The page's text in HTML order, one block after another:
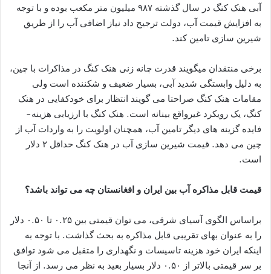
آبی هنک کنگ در سال گذشته ۹۸۷ میلیون متر مکعب بوده و با توجه
به افزایش قیمت آب، دولت ترجیح داد نیاز اضافی آب را از طریق
شیرین سازی تامین کند.
برخی منتقدان میگویند قدرت چانه زنی هنک کنگ در مذاکرات با چین،
به دلیل وابستگی شدید آبی، بسیار ضعیف و شکننده است ولی
مقامات هنک کنگ صراحتا می گویند انتظار برای خودکفایی در هنک
کنگ، یک رویکرد غیرواقع بینانه است. هنک کنگ با ارزیابی هزینه-
فایده گزینه های دیگر تامین آب، همچنان اولویت را به واردات آب از
چین می دهد. قیمت شیرین سازی آب در هنک کنگ حداقل ۲ دلار
است.
قیمت قابل مذاکره آب بین ایران و افغانستان چه می تواند باشد؟
براساس الگوی آسیای شرقی، می توان قیمتی بین ۰.۲۵ تا ۰.۵۰ دلار
را به عنوان بهای تقریبی قابل مذاکره به بحث گذاشت. با توجه به
اینکه ایران خود هزینه تاسیسات و نگهداری را متقبل می شود توافق
بر سر قیمتی بالاتر از ۰.۵۰ دلار بسیار بعید به نظر می رسد. از آنجا